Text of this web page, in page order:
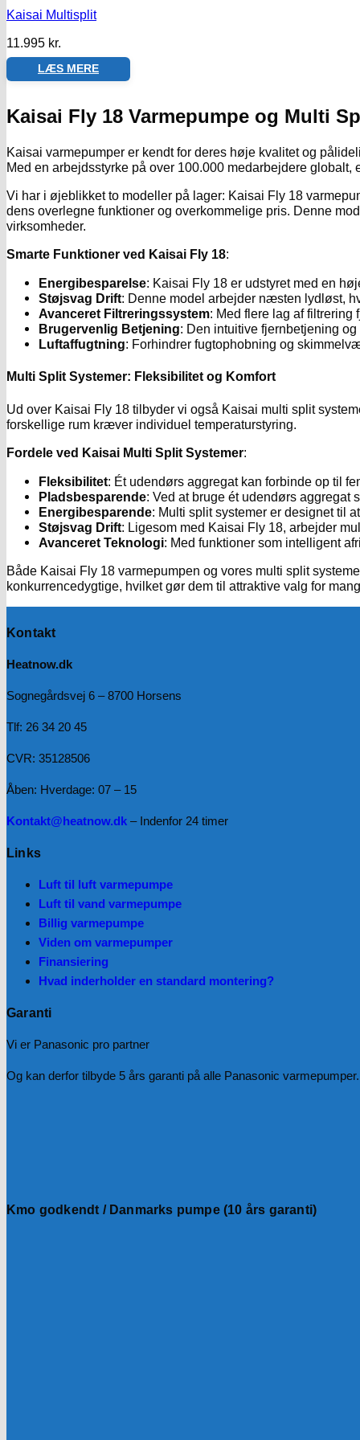
Kaisai Multisplit
11.995 kr.
LÆS MERE
Kaisai Fly 18 Varmepumpe og Multi
Kaisai varmepumper er kendt for deres høje kvalitet og
Med en arbejdsstyrke på over 100.000 medarbejdere
Vi har i øjeblikket to modeller på lager: Kaisai Fly 18
dens overlegne funktioner og overkommelige pris. Denne
virksomheder.
Smarte Funktioner ved Kaisai Fly 18:
Energibesparelse: Kaisai Fly 18 er udstyret med en
Støjsvag Drift: Denne model arbejder næsten lydløst,
Avanceret Filtreringssystem: Med flere lag af
Brugervenlig Betjening: Den intuitive fjernbetjening
Luftaffugtning: Forhindrer fugtophobning og
Multi Split Systemer: Fleksibilitet og Komfort
Ud over Kaisai Fly 18 tilbyder vi også Kaisai multi split
forskellige rum kræver individuel temperaturstyring.
Fordele ved Kaisai Multi Split Systemer:
Fleksibilitet: Ét udendørs aggregat kan forbinde op til
Pladsbesparende: Ved at bruge ét udendørs aggregat
Energibesparende: Multi split systemer er designet til
Støjsvag Drift: Ligesom med Kaisai Fly 18, arbejder
Avanceret Teknologi: Med funktioner som intelligent
Både Kaisai Fly 18 varmepumpen og vores multi split
konkurrencedygtige, hvilket gør dem til attraktive valg for
Kontakt
Heatnow.dk
Sognegårdsvej 6 – 8700 Horsens
Tlf: 26 34 20 45
CVR: 35128506
Åben: Hverdage: 07 – 15
Kontakt@heatnow.dk – Indenfor 24 timer
Links
Luft til luft varmepumpe
Luft til vand varmepumpe
Billig varmepumpe
Viden om varmepumper
Finansiering
Hvad inderholder en standard montering?
Garanti
Vi er Panasonic pro partner
Og kan derfor tilbyde 5 års garanti på alle Panasonic
Kmo godkendt / Danmarks pumpe (10 års garanti)